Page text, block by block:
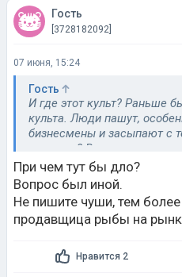
Гость
[3728182092]
07 июня, 15:24
Гость
И где этот культ? Раньше
культа. Люди пашут,
бизнесмены и засыпают с
им книги? В отпуске и
кто любят активный отдых
читать.😆За год 1 книгу
если все читать начнут?🤣
При чем тут бы дло?
Вопрос был иной.
Не пишите чуши, тем
продавщица рыбы на
Нравится 2